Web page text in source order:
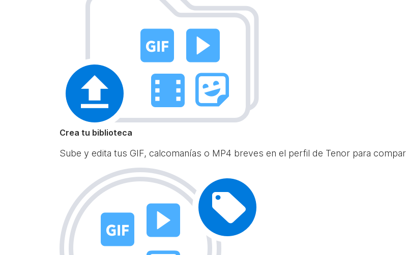
Crea tu biblioteca
Sube y edita tus GIF, calcomanías o MP4 breves en el perfil de Tenor para